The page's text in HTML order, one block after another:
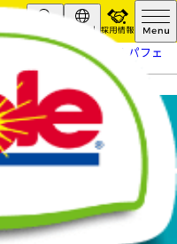
Search Global
採用情報
パイナップルパフェ